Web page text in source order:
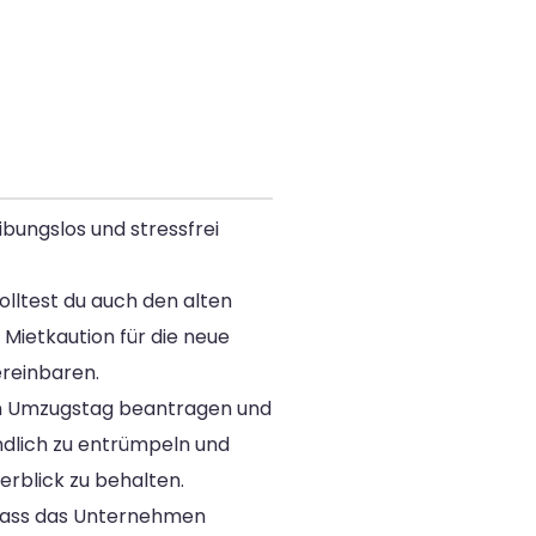
und stressfrei
du auch den alten
für die neue
Umzugstag beantragen und
zu entrümpeln und
zu behalten.
das Unternehmen